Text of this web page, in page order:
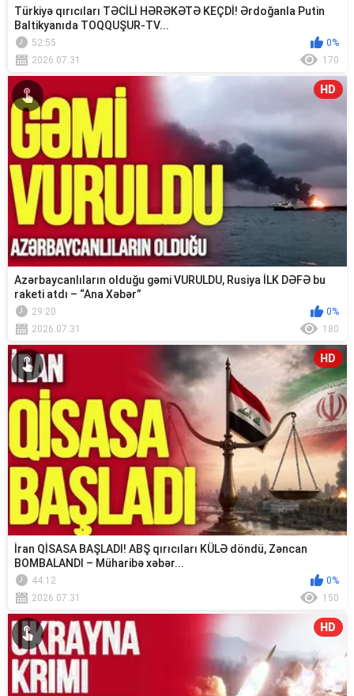
Türkiyə qırıcıları TƏCİLİ HƏRƏKƏTƏ KEÇDİ! Ərdoğanla Putin
Baltikyanıda TOQQUŞUR-TV...
52:55
0%
2026.07.31
170
HD
Azərbaycanlıların olduğu gəmi VURULDU, Rusiya İLK DƏFƏ bu
raketi atdı – “Ana Xəbər”
29:20
0%
2026.07.31
180
HD
İran QİSASA BAŞLADI! ABŞ qırıcıları KÜLƏ döndü, Zəncan
BOMBALANDI – Müharibə xəbər...
44:12
0%
2026.07.31
150
HD